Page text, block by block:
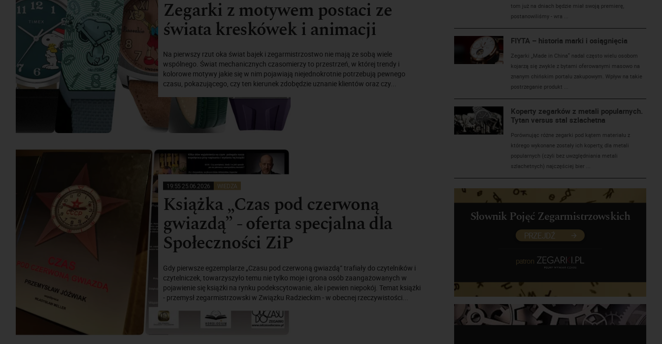
Zegarki z motywem postaci ze
świata kreskówek i animacji
Na pierwszy rzut oka świat bajek i zegarmistrzostwo nie mają ze sobą wiele
wspólnego. Świat mechanicznych czasomierzy to przestrzeń, w której trendy i
kolorowe motywy jakie się w nim pojawiają niejednokrotnie potrzebują pewnego
czasu, pokazującego, czy ten kierunek zdobędzie uznanie klientów oraz czy...
19:55 25.06.2026 WIEDZA
Książka „Czas pod czerwoną
gwiazdą” - oferta specjalna dla
Społeczności ZiP
Gdy pierwsze egzemplarze „Czasu pod czerwoną gwiazdą” trafiały do czytelników i
czytelniczek, towarzyszyło temu nie tylko moje i grona osób zaangażowanych w
pojawienie się książki na rynku podekscytowanie, ale i pewien niepokój. Temat książki
- przemysł zegarmistrzowski w Związku Radzieckim - w obecnej rzeczywistości...
tom już na dniach będzie miał swoją premierę,
postanowiliśmy - wra ...
FIYTA – historia marki i osiągnięcia
Zegarki „Made in China” nadal często wielu osobom
kojarzą się zwykle z bytami oferowanymi masowo na
znanym chińskim portalu zakupowym. Wpływ na takie
postrzeganie produkt ...
Koperty zegarków z metali popularnych.
Tytan versus stal szlachetna
Porównując różne zegarki pod kątem materiału z
którego wykonane zostały ich koperty, dla metali
popularnych (czyli bez uwzględniania metali
szlachetnych) najczęściej bier ...
Słownik Pojęć Zegarmistrzowskich
PRZEJDŹ
patron